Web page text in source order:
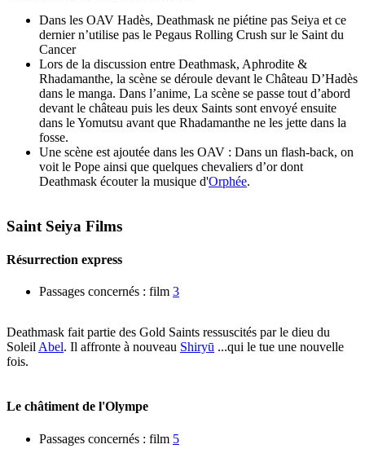
Dans les OAV Hadès, Deathmask ne piétine pas Seiya et ce
dernier n’utilise pas le Pegaus Rolling Crush sur le Saint du
Cancer
Lors de la discussion entre Deathmask, Aphrodite &
Rhadamanthe, la scène se déroule devant le Château D’Hadès
dans le manga. Dans l’anime, La scène se passe tout d’abord
devant le château puis les deux Saints sont envoyé ensuite
dans le Yomutsu avant que Rhadamanthe ne les jette dans la
fosse.
Une scène est ajoutée dans les OAV : Dans un flash-back, on
voit le Pope ainsi que quelques chevaliers d’or dont
Deathmask écouter la musique d'Orphée.
Saint Seiya Films
Résurrection express
Passages concernés : film 3
Deathmask fait partie des Gold Saints ressuscités par le dieu du
Soleil Abel. Il affronte à nouveau Shiryū ...qui le tue une nouvelle
fois.
Le châtiment de l'Olympe
Passages concernés : film 5